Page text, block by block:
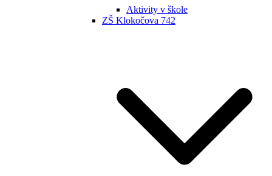
Aktivity v škole
ZŠ Klokočova 742